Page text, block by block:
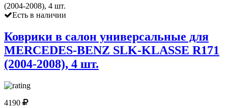
Есть в наличии
Коврики в салон универсальные для
MERCEDES-BENZ SLK-KLASSE R171
(2004-2008), 4 шт.
4190